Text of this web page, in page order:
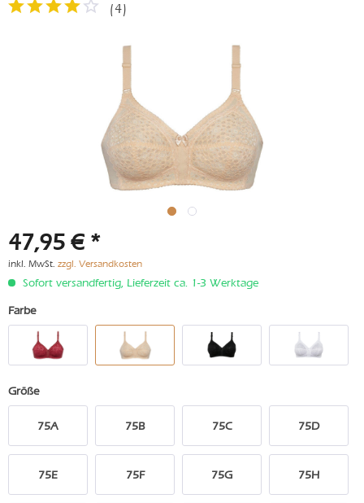
(4)
47,95 € *
inkl. MwSt. zzgl. Versandkosten
Sofort versandfertig, Lieferzeit ca. 1-3 Werktage
Farbe
Größe
75A 75B 75C 75D
75E 75F 75G 75H